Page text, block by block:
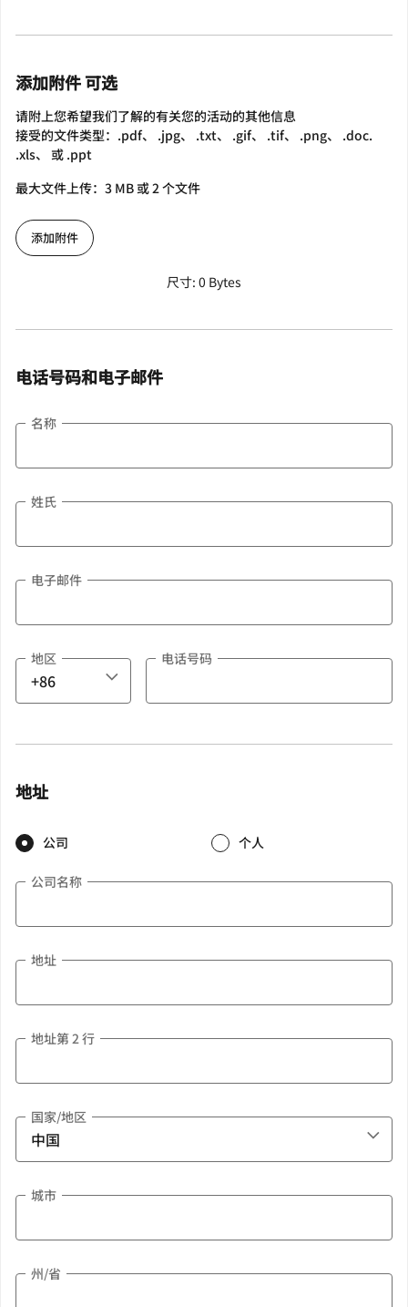
添加附件 可选
请附上您希望我们了解的有关您的活动的其他信息
接受的文件类型：.pdf、 .jpg、 .txt、 .gif、 .tif、 .png、 .doc.
.xls、 或 .ppt
最大文件上传：3 MB 或 2 个文件
添加附件
尺寸: 0 Bytes
电话号码和电子邮件
名称
姓氏
电子邮件
地区 电话号码
地址
公司 个人
公司名称
地址
地址第 2 行
国家/地区
城市
州/省